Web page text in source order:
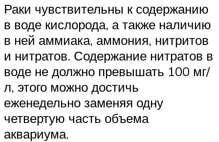
Раки чувствительны к содержанию
в воде кислорода, а также наличию
в ней аммиака, аммония, нитритов
и нитратов. Содержание нитратов в
воде не должно превышать 100 мг/
л, этого можно достичь
еженедельно заменяя одну
четвертую часть объема
аквариума.